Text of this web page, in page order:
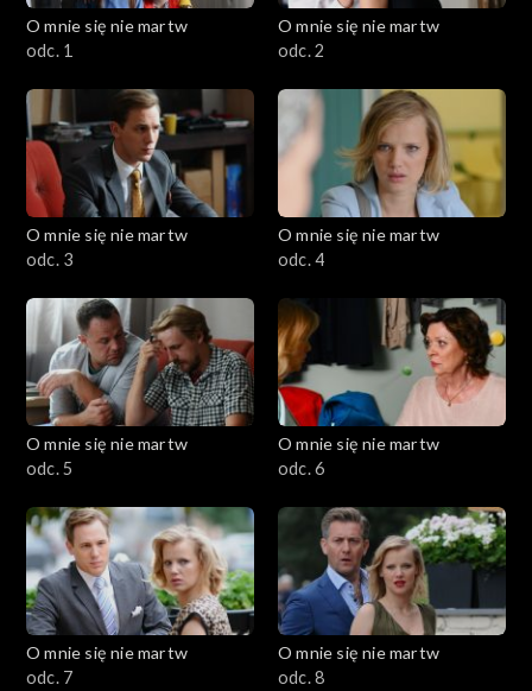
Sezon 4
Sezon 5
Sezon 6
Sezon 7
Sezon 9
Sezon 10
Sezon 11
Sezon 12
Sezon 13
O mnie się nie martw
odc. 1
O mnie się nie martw
odc. 2
O mnie się nie martw
odc. 3
O mnie się nie martw
odc. 4
O mnie się nie martw
odc. 5
O mnie się nie martw
odc. 6
O mnie się nie martw
odc. 7
O mnie się nie martw
odc. 8